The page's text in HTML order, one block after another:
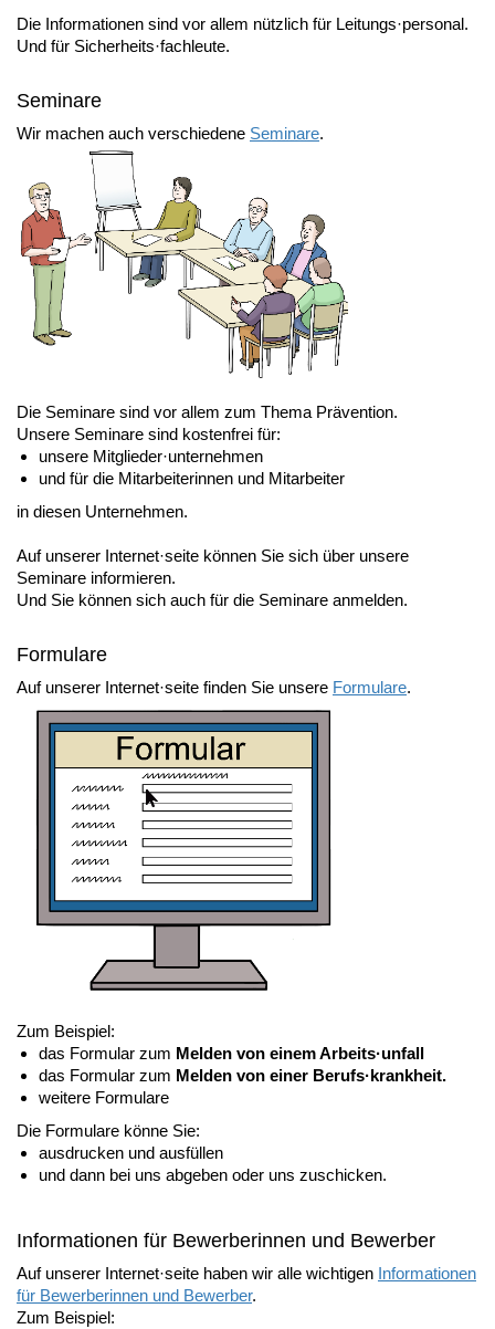
Die Informationen sind vor allem nützlich für Leitungs·personal.
Und für Sicherheits·fachleute.
Seminare
Wir machen auch verschiedene Seminare.
Die Seminare sind vor allem zum Thema Prävention.
Unsere Seminare sind kostenfrei für:
unsere Mitglieder·unternehmen
und für die Mitarbeiterinnen und Mitarbeiter
in diesen Unternehmen.
Auf unserer Internet·seite können Sie sich über unsere
Seminare informieren.
Und Sie können sich auch für die Seminare anmelden.
Formulare
Auf unserer Internet·seite finden Sie unsere Formulare.
Zum Beispiel:
das Formular zum Melden von einem Arbeits·unfall
das Formular zum Melden von einer Berufs·krankheit.
weitere Formulare
Die Formulare könne Sie:
ausdrucken und ausfüllen
und dann bei uns abgeben oder uns zuschicken.
Informationen für Bewerberinnen und Bewerber
Auf unserer Internet·seite haben wir alle wichtigen Informationen
für Bewerberinnen und Bewerber.
Zum Beispiel: